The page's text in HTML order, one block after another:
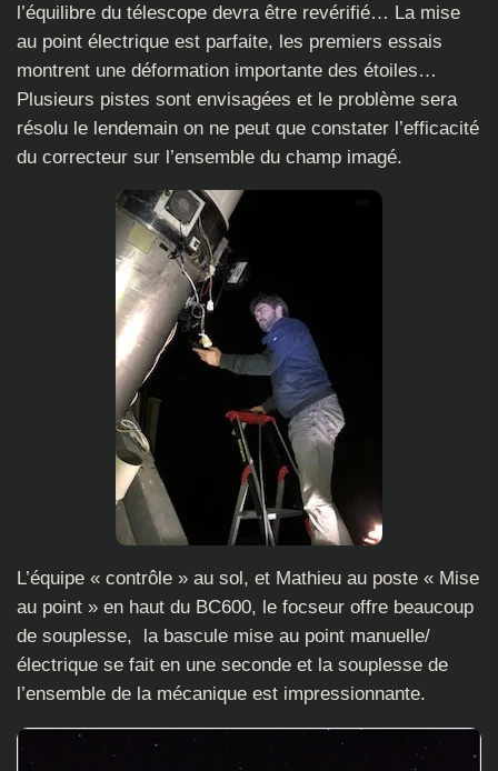
l’équilibre du télescope devra être revérifié… La mise
au point électrique est parfaite, les premiers essais
montrent une déformation importante des étoiles…
Plusieurs pistes sont envisagées et le problème sera
résolu le lendemain on ne peut que constater l’efficacité
du correcteur sur l’ensemble du champ imagé.
L’équipe « contrôle » au sol, et Mathieu au poste « Mise
au point » en haut du BC600, le focseur offre beaucoup
de souplesse, la bascule mise au point manuelle/
électrique se fait en une seconde et la souplesse de
l’ensemble de la mécanique est impressionnante.